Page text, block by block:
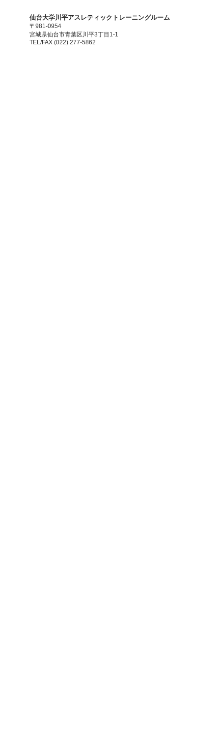
​仙台大学川平アスレティックトレーニングルーム
〒981-0954
宮城県仙台市青葉区川平3丁目1-1
TEL/FAX (022) 277-5862